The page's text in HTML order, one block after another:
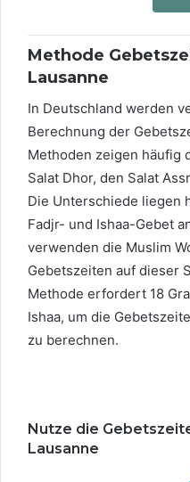
Methode
Lausanne
In Deutschland werden
Berechnung der
Methoden zeigen häufig
Salat Dhor, den Salat
Die Unterschiede liegen
Fadjr- und Ishaa-Gebet
verwenden die Muslim
Gebetszeiten auf dieser
Methode erfordert 18
Ishaa, um die
zu berechnen.
Nutze die
Lausanne